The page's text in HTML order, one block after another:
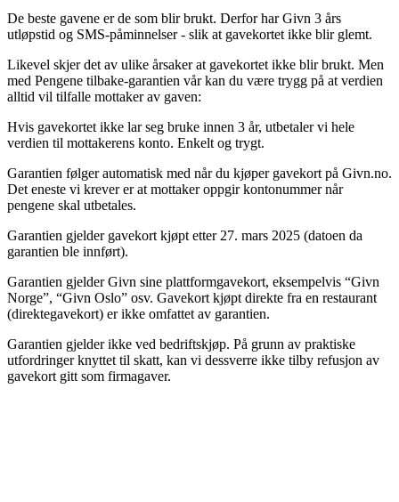
De beste gavene er de som blir brukt. Derfor har Givn 3 års
utløpstid og SMS-påminnelser - slik at gavekortet ikke blir glemt.
Likevel skjer det av ulike årsaker at gavekortet ikke blir brukt. Men
med Pengene tilbake-garantien vår kan du være trygg på at verdien
alltid vil tilfalle mottaker av gaven:
Hvis gavekortet ikke lar seg bruke innen 3 år, utbetaler vi hele
verdien til mottakerens konto. Enkelt og trygt.
Garantien følger automatisk med når du kjøper gavekort på Givn.no.
Det eneste vi krever er at mottaker oppgir kontonummer når
pengene skal utbetales.
Garantien gjelder gavekort kjøpt etter 27. mars 2025 (datoen da
garantien ble innført).
Garantien gjelder Givn sine plattformgavekort, eksempelvis “Givn
Norge”, “Givn Oslo” osv. Gavekort kjøpt direkte fra en restaurant
(direktegavekort) er ikke omfattet av garantien.
Garantien gjelder ikke ved bedriftskjøp. På grunn av praktiske
utfordringer knyttet til skatt, kan vi dessverre ikke tilby refusjon av
gavekort gitt som firmagaver.